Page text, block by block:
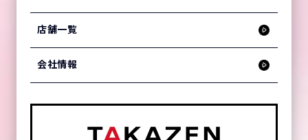
店舗一覧
会社情報